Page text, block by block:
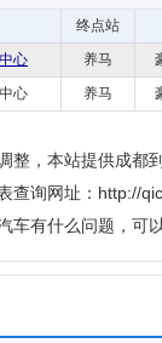
终点站
心 养马
心 养马
整，本站提供成都
查询网址：http://
车有什么问题，可